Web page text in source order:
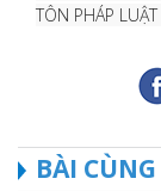
TÔN PHÁP LUẬT
BÀI